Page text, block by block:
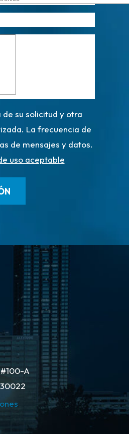
su solicitud y otra
La frecuencia de
de mensajes y datos.
uso aceptable
#100-A